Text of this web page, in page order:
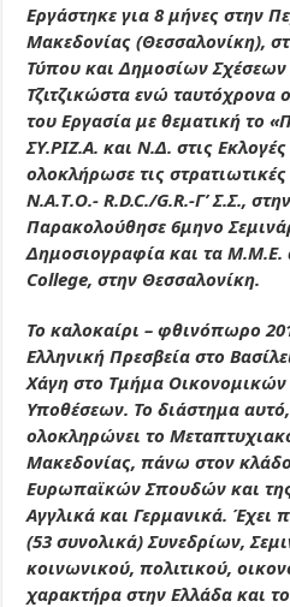
Εργάστηκε για 8 μήνες στην
Μακεδονίας (Θεσσαλονίκη),
Τύπου και Δημοσίων
Τζιτζικώστα ενώ
του Εργασία με θεματική το
ΣΥ.ΡΙΖ.Α. και Ν.Δ. στις
ολοκλήρωσε τις
N.Α.Τ.Ο.- R.D.C./G.R.-Γ’ Σ.Σ.,
Παρακολούθησε 6μηνο
Δημοσιογραφία και τα
College, στην Θεσσαλονίκη.
Το καλοκαίρι – φθινόπωρο
Ελληνική Πρεσβεία στο
Χάγη στο Τμήμα
Υποθέσεων. Το διάστημα
ολοκληρώνει το
Μακεδονίας, πάνω στον
Ευρωπαϊκών Σπουδών και
Αγγλικά και Γερμανικά. Έχει
(53 συνολικά) Συνεδρίων,
κοινωνικού, πολιτικού,
χαρακτήρα στην Ελλάδα και